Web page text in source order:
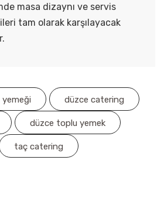
masa dizaynı ve servis
tam olarak karşılayacak
yemeği düzce catering
düzce toplu yemek
taç catering